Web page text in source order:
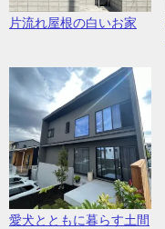
片流れ屋根の白いお家
愛犬とともに暮らす土間